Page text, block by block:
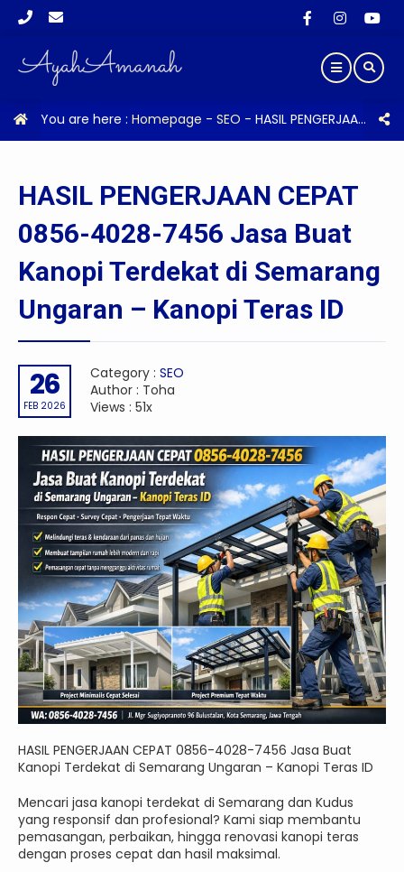
You are here : Homepage - SEO - HASIL PENGERJAAN CEPAT 0856-4028-7456 Jasa Buat Kanopi Terdekat di Semarang Ungaran – Kanopi Teras ID
HASIL PENGERJAAN CEPAT
0856-4028-7456 Jasa Buat
Kanopi Terdekat di Semarang
Ungaran – Kanopi Teras ID
26
FEB 2026
Category : SEO
Author : Toha
Views : 51x
HASIL PENGERJAAN CEPAT 0856-4028-7456 Jasa Buat
Kanopi Terdekat di Semarang Ungaran – Kanopi Teras ID
Mencari jasa kanopi terdekat di Semarang dan Kudus
yang responsif dan profesional? Kami siap membantu
pemasangan, perbaikan, hingga renovasi kanopi teras
dengan proses cepat dan hasil maksimal.